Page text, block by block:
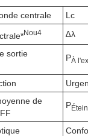
centrale
Lc
Nou4 ∆λ
sortie
PÀ
de
P